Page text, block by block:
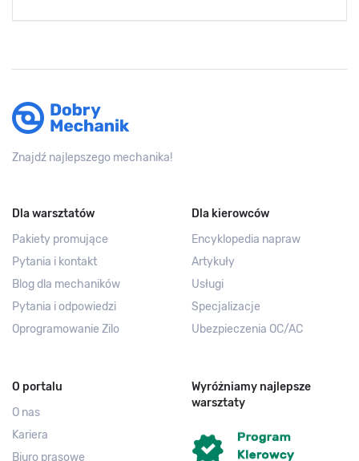
Znajdź najlepszego mechanika!
Dla warsztatów
Pakiety promujące
Pytania i kontakt
Blog dla mechaników
Pytania i odpowiedzi
Oprogramowanie Zilo
Dla kierowców
Encyklopedia napraw
Artykuły
Usługi
Specjalizacje
Ubezpieczenia OC/AC
O portalu
O nas
Kariera
Biuro prasowe
Wyróżniamy najlepsze
warsztaty